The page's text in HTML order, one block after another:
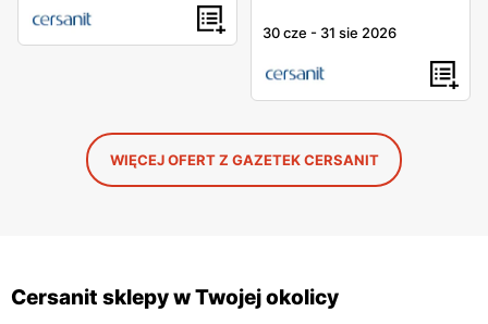
30 cze - 31 sie 2026
WIĘCEJ OFERT Z GAZETEK CERSANIT
Cersanit sklepy w Twojej okolicy